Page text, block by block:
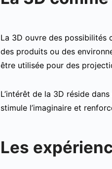
La 3D ouvre des possibilités
des produits ou des
être utilisée pour des
L’intérêt de la 3D réside
stimule l’imaginaire et
Les